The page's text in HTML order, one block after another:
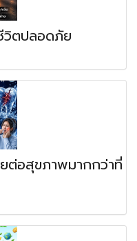
วิตปลอดภัย
ต่อสุขภาพมากกว่าที่